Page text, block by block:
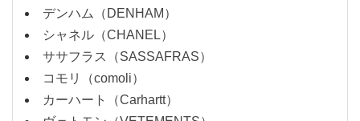
デンハム（DENHAM）
シャネル（CHANEL）
ササフラス（SASSAFRAS）
コモリ（comoli）
カーハート（Carhartt）